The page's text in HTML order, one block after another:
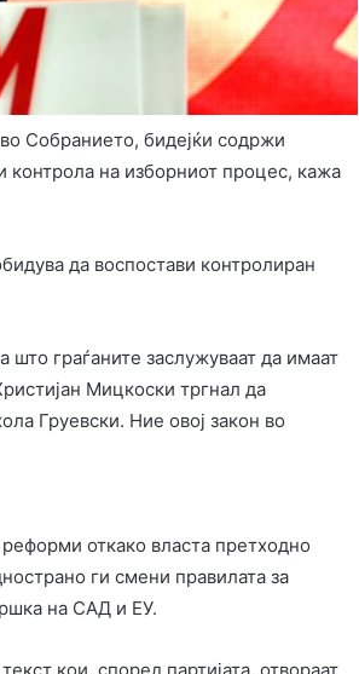
Собранието, бидејќи содржи
контрола на изборниот процес, кажа
да воспостави контролиран
граѓаните заслужуваат да имаат
Мицкоски тргнал да
Груевски. Ние овој закон во
откако власта претходно
ги смени правилата за
на САД и ЕУ.